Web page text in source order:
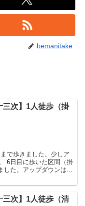
bemanitake
三次】1人徒歩（掛
で歩きました。少しア
6日目に歩いた区間（掛
た。アップダウンはあ
三次】1人徒歩（清